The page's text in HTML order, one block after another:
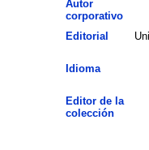
Autor
corporativo
Editorial
Idioma
Editor de la
colección